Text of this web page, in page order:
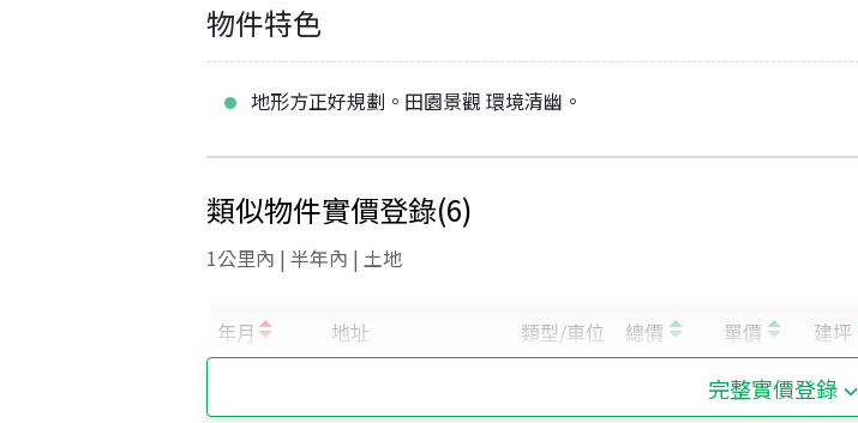
物件特色
地形方正好規劃。田園景觀 環境清幽。
類似物件實價登錄(6)
1公里內 | 半年內 | 土地
完整實價登錄